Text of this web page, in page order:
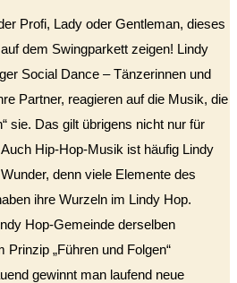
Profi, Lady oder Gentleman, dieses
dem Swingparkett zeigen! Lindy
Social Dance – Tänzerinnen und
Partner, reagieren auf die Musik, die
sie. Das gilt übrigens nicht nur für
Hip-Hop-Musik ist häufig Lindy
denn viele Elemente des
ihre Wurzeln im Lindy Hop.
Hop-Gemeinde derselben
„Führen und Folgen“
gewinnt man laufend neue